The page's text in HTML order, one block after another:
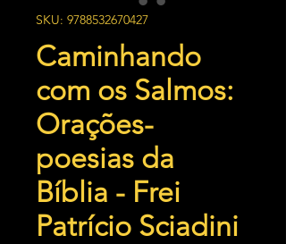
SKU: 9788532670427
Caminhando
com os Salmos:
Orações-
poesias da
Bíblia - Frei
Patrício Sciadini